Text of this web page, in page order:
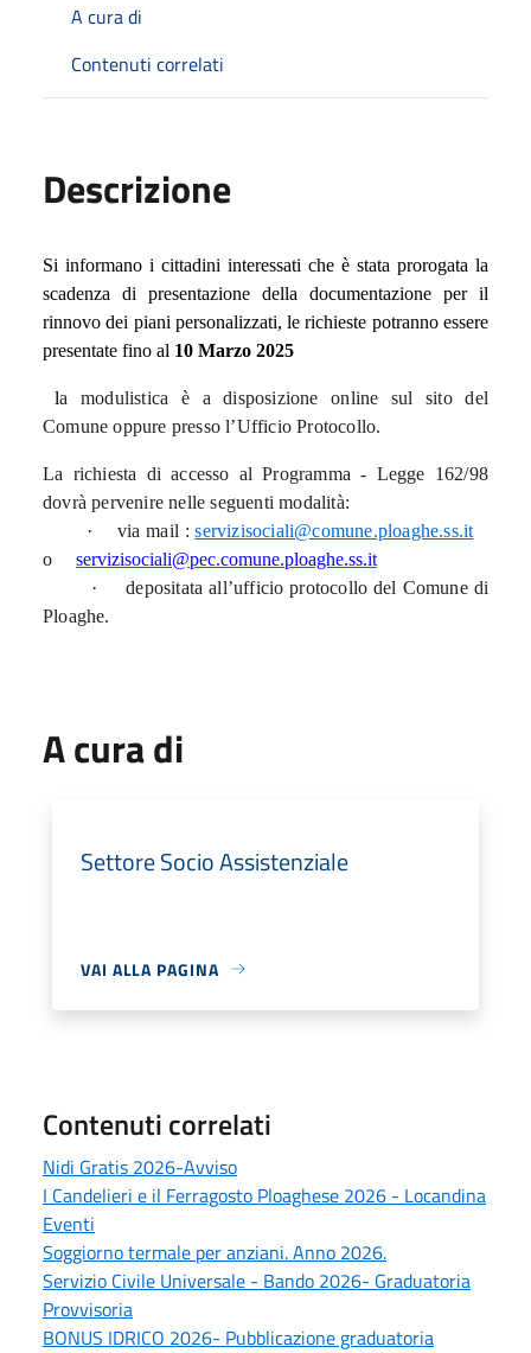
A cura di
Contenuti correlati
Descrizione
Si informano i cittadini interessati che è stata prorogata la
scadenza di presentazione della documentazione per il
rinnovo dei piani personalizzati, le richieste potranno essere
presentate fino al 10 Marzo 2025
la modulistica è a disposizione online sul sito del
Comune oppure presso l’Ufficio Protocollo.
La richiesta di accesso al Programma - Legge 162/98
dovrà pervenire nelle seguenti modalità:
·
via mail :servizisociali@comune.ploaghe.ss.it
o servizisociali@pec.comune.ploaghe.ss.it
·
depositata all’ufficio protocollo del Comune di
Ploaghe.
A cura di
Settore Socio Assistenziale
VAI ALLA PAGINA
Contenuti correlati
Nidi Gratis 2026-Avviso
I Candelieri e il Ferragosto Ploaghese 2026 - Locandina
Eventi
Soggiorno termale per anziani. Anno 2026.
Servizio Civile Universale - Bando 2026- Graduatoria
Provvisoria
BONUS IDRICO 2026- Pubblicazione graduatoria